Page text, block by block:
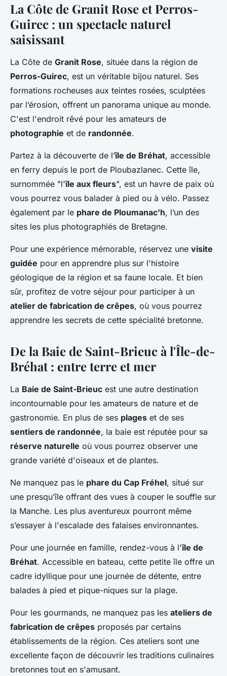
La Côte de Granit Rose et Perros-
Guirec : un spectacle naturel
saisissant
La Côte de Granit Rose, située dans la région de
Perros-Guirec, est un véritable bijou naturel. Ses
formations rocheuses aux teintes rosées, sculptées
par l’érosion, offrent un panorama unique au monde.
C'est l'endroit rêvé pour les amateurs de
photographie et de randonnée.
Partez à la découverte de l’île de Bréhat, accessible
en ferry depuis le port de Ploubazlanec. Cette île,
surnommée "l'île aux fleurs", est un havre de paix où
vous pourrez vous balader à pied ou à vélo. Passez
également par le phare de Ploumanac’h, l’un des
sites les plus photographiés de Bretagne.
Pour une expérience mémorable, réservez une visite
guidée pour en apprendre plus sur l'histoire
géologique de la région et sa faune locale. Et bien
sûr, profitez de votre séjour pour participer à un
atelier de fabrication de crêpes, où vous pourrez
apprendre les secrets de cette spécialité bretonne.
De la Baie de Saint-Brieuc à l'Île-de-
Bréhat : entre terre et mer
La Baie de Saint-Brieuc est une autre destination
incontournable pour les amateurs de nature et de
gastronomie. En plus de ses plages et de ses
sentiers de randonnée, la baie est réputée pour sa
réserve naturelle où vous pourrez observer une
grande variété d'oiseaux et de plantes.
Ne manquez pas le phare du Cap Fréhel, situé sur
une presqu’île offrant des vues à couper le souffle sur
la Manche. Les plus aventureux pourront même
s’essayer à l'escalade des falaises environnantes.
Pour une journée en famille, rendez-vous à l'île de
Bréhat. Accessible en bateau, cette petite île offre un
cadre idyllique pour une journée de détente, entre
balades à pied et pique-niques sur la plage.
Pour les gourmands, ne manquez pas les ateliers de
fabrication de crêpes proposés par certains
établissements de la région. Ces ateliers sont une
excellente façon de découvrir les traditions culinaires
bretonnes tout en s'amusant.